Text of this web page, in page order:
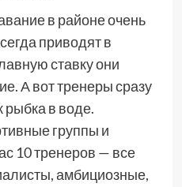
в районе очень
приводят в
ставку они
А вот тренеры сразу
рыбка в воде.
группы и
10 тренеров — все
амбициозные,